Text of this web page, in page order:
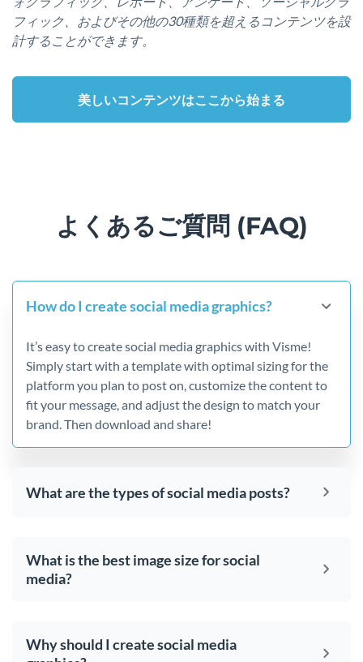
フィック、およびその他の30種類を超えるコンテンツを設
計することができます。
美しいコンテンツはここから始まる
よくあるご質問 (FAQ)
How do I create social media graphics?
It’s easy to create social media graphics with Visme!
Simply start with a template with optimal sizing for the
platform you plan to post on, customize the content to
fit your message, and adjust the design to match your
brand. Then download and share!
What are the types of social media posts?
What is the best image size for social
media?
Why should I create social media